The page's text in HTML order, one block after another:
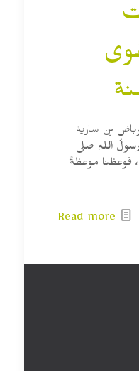
بن سارية
اللهِ صلى
فوعظنا موعظةً
Read more